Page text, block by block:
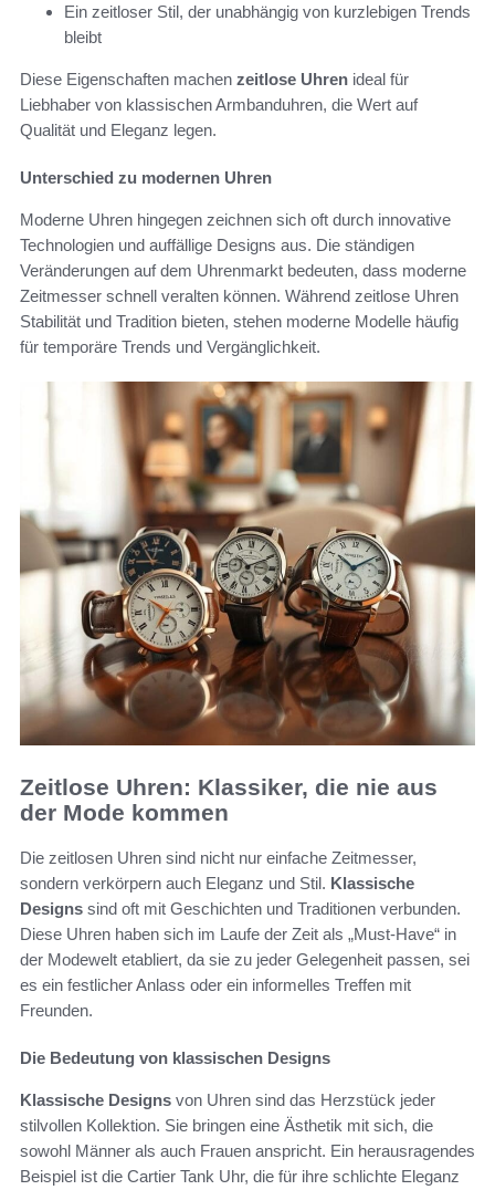
Ein zeitloser Stil, der unabhängig von kurzlebigen Trends
bleibt
Diese Eigenschaften machen zeitlose Uhren ideal für
Liebhaber von klassischen Armbanduhren, die Wert auf
Qualität und Eleganz legen.
Unterschied zu modernen Uhren
Moderne Uhren hingegen zeichnen sich oft durch innovative
Technologien und auffällige Designs aus. Die ständigen
Veränderungen auf dem Uhrenmarkt bedeuten, dass moderne
Zeitmesser schnell veralten können. Während zeitlose Uhren
Stabilität und Tradition bieten, stehen moderne Modelle häufig
für temporäre Trends und Vergänglichkeit.
Zeitlose Uhren: Klassiker, die nie aus
der Mode kommen
Die zeitlosen Uhren sind nicht nur einfache Zeitmesser,
sondern verkörpern auch Eleganz und Stil. Klassische
Designs sind oft mit Geschichten und Traditionen verbunden.
Diese Uhren haben sich im Laufe der Zeit als „Must-Have“ in
der Modewelt etabliert, da sie zu jeder Gelegenheit passen, sei
es ein festlicher Anlass oder ein informelles Treffen mit
Freunden.
Die Bedeutung von klassischen Designs
Klassische Designs von Uhren sind das Herzstück jeder
stilvollen Kollektion. Sie bringen eine Ästhetik mit sich, die
sowohl Männer als auch Frauen anspricht. Ein herausragendes
Beispiel ist die Cartier Tank Uhr, die für ihre schlichte Eleganz